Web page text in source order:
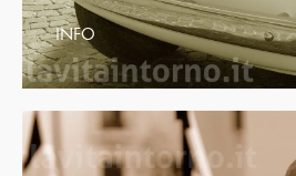
INFO